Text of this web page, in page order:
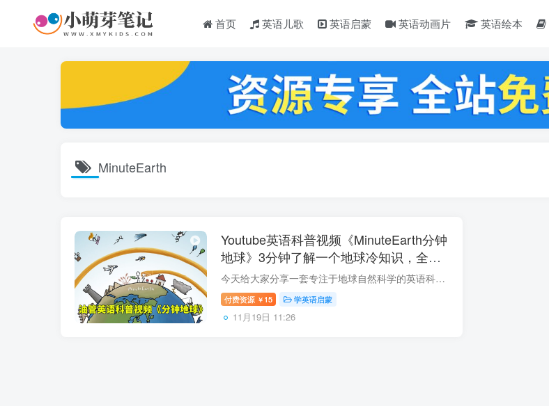
首页 英语儿歌 英语启蒙 英语动画片 英语绘本
MinuteEarth
Youtube英语科普视频《MinuteEarth分钟
地球》3分钟了解一个地球冷知识，全
389集，1080P高清视频带英文字幕，百
度云网盘下载！
今天给大家分享一套专注于地球自然科学的英语科普视频《MinuteEarth分钟地球》，这是YouTube上的一个科普频道，目前已经有281万的订阅者。用生动的动画和清晰的语言讲述我们这个美好星球的科学...
付费资源 ￥ 15 学英语启蒙
11月19日 11:26